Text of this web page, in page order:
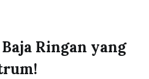
Ringan yang